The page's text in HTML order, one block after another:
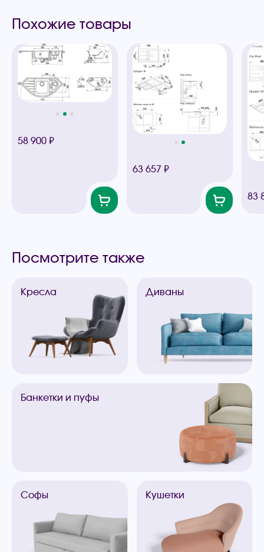
Похожие товары
58 900 ₽
63 657 ₽
83
Посмотрите также
Кресла Диваны
Банкетки и пуфы
Софы Кушетки